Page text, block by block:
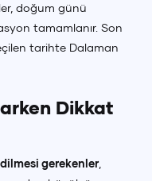
doğum günü
tamamlanır. Son
tarihte Dalaman
Dikkat
gerekenler